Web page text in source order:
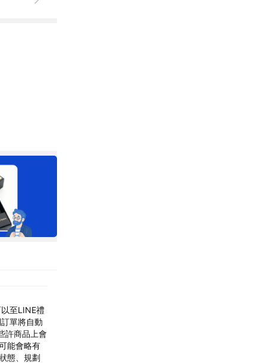
至LINE禮
單將自動
許商品上會
能會略有
態、規劃